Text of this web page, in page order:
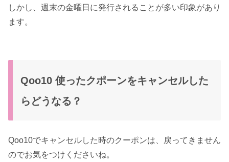
しかし、週末の金曜日に発行されることが多い印象があり
ます。
Qoo10 使ったクポーンをキャンセルした
らどうなる？
Qoo10でキャンセルした時のクーポンは、戻ってきません
のでお気をつけくださいね。